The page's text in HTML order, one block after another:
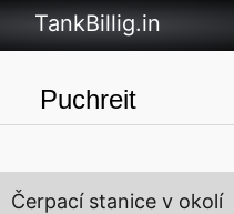
TankBillig.in
Čerpací stanice v okolí